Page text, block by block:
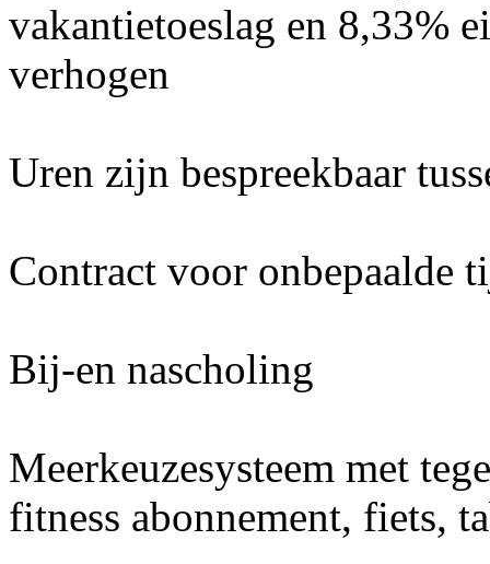
vakantietoeslag en 8,33%
verhogen
Uren zijn bespreekbaar
Contract voor onbepaalde
Bij-en nascholing
Meerkeuzesysteem met
fitness abonnement, fiets,